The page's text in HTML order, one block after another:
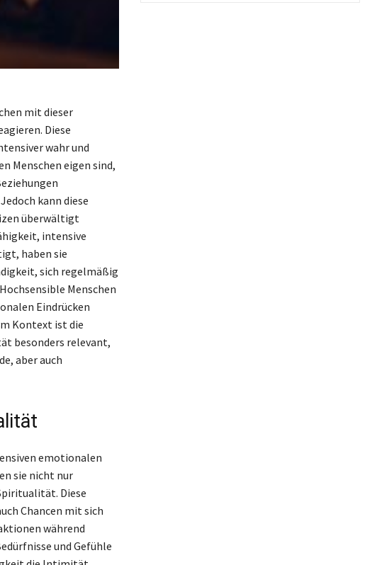
mit dieser
Diese
wahr und
Menschen eigen sind,
kann diese
überwältigt
intensive
haben sie
sich regelmäßig
Menschen
Eindrücken
Kontext ist die
besonders relevant,
aber auch
emotionalen
sie nicht nur
Diese
Chancen mit sich
während
und Gefühle